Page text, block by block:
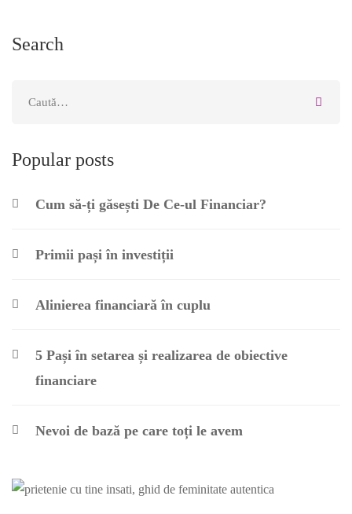
Search
Popular posts
Cum să-ți găsești De Ce-ul Financiar?
Primii pași în investiții
Alinierea financiară în cuplu
5 Pași în setarea și realizarea de obiective
financiare
Nevoi de bază pe care toți le avem